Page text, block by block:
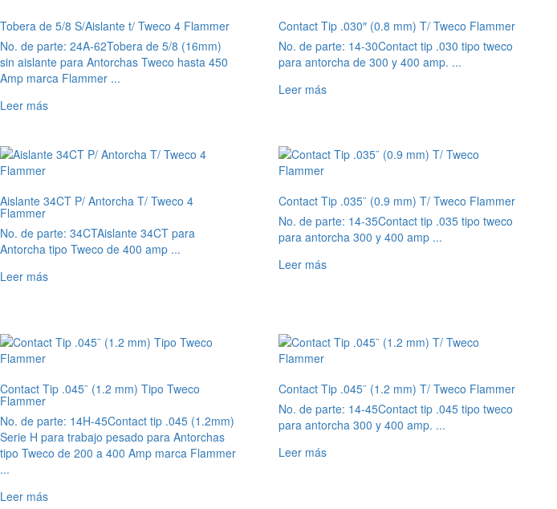
Tobera de 5/8 S/Aislante t/ Tweco 4 Flammer
No. de parte: 24A-62Tobera de 5/8 (16mm)
sin aislante para Antorchas Tweco hasta 450
Amp marca Flammer ...
Leer más
Contact Tip .030″ (0.8 mm) T/ Tweco Flammer
No. de parte: 14-30Contact tip .030 tipo tweco
para antorcha de 300 y 400 amp. ...
Leer más
Aislante 34CT P/ Antorcha T/ Tweco 4
Flammer
No. de parte: 34CTAislante 34CT para
Antorcha tipo Tweco de 400 amp ...
Leer más
Contact Tip .035¨ (0.9 mm) T/ Tweco Flammer
No. de parte: 14-35Contact tip .035 tipo tweco
para antorcha 300 y 400 amp ...
Leer más
Contact Tip .045¨ (1.2 mm) Tipo Tweco
Flammer
No. de parte: 14H-45Contact tip .045 (1.2mm)
Serie H para trabajo pesado para Antorchas
tipo Tweco de 200 a 400 Amp marca Flammer
...
Leer más
Contact Tip .045¨ (1.2 mm) T/ Tweco Flammer
No. de parte: 14-45Contact tip .045 tipo tweco
para antorcha 300 y 400 amp. ...
Leer más